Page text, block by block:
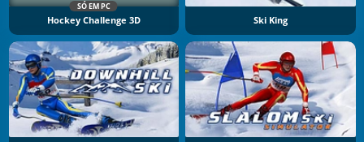
SÓ EM PC
Hockey Challenge 3D Ski King